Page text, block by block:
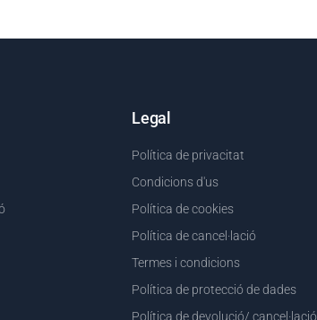
Legal
Política de privacitat
Condicions d'us
Política de cookies
Política de cancel·lació
Termes i condicions
Política de protecció de dades
Política de devolució/ cancel·lació